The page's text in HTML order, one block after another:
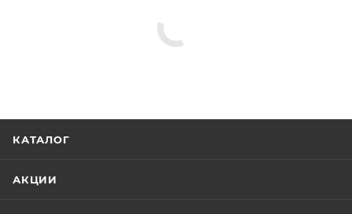
Полки в ванную комнату
Душ, Товар, 00-01105883, 0.8
Hansgrohe